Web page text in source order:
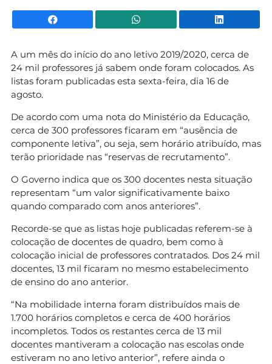
Facebook WhatsApp
A um mês do início do ano letivo 2019/2020, cerca de
24 mil professores já sabem onde foram colocados. As
listas foram publicadas esta sexta-feira, dia 16 de
agosto.
De acordo com uma nota do Ministério da Educação,
cerca de 300 professores ficaram em “ausência de
componente letiva”, ou seja, sem horário atribuído, mas
terão prioridade nas “reservas de recrutamento”.
O Governo indica que os 300 docentes nesta situação
representam “um valor significativamente baixo
quando comparado com anos anteriores”.
Recorde-se que as listas hoje publicadas referem-se à
colocação de docentes de quadro, bem como à
colocação inicial de professores contratados. Dos 24 mil
docentes, 13 mil ficaram no mesmo estabelecimento
de ensino do ano anterior.
“Na mobilidade interna foram distribuídos mais de
1.700 horários completos e cerca de 400 horários
incompletos. Todos os restantes cerca de 13 mil
docentes mantiveram a colocação nas escolas onde
estiveram no ano letivo anterior”, refere ainda o